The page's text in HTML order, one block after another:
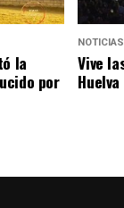
la
por
NOTICIAS
Vive